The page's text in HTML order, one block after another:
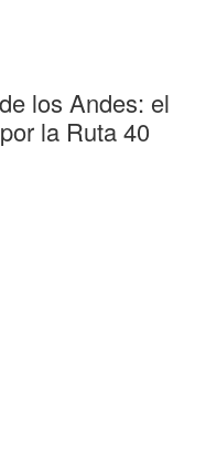
los Andes: el
la Ruta 40